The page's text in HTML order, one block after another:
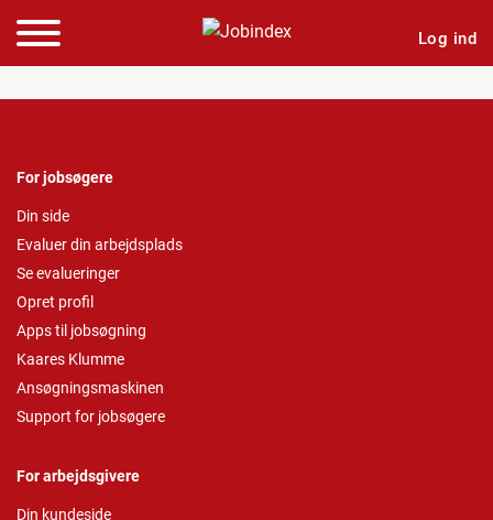
Log ind
For jobsøgere
Din side
Evaluer din arbejdsplads
Se evalueringer
Opret profil
Apps til jobsøgning
Kaares Klumme
Ansøgningsmaskinen
Support for jobsøgere
For arbejdsgivere
Din kundeside